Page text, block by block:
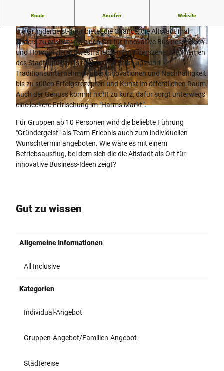
© Teutoburger Wald/Bielefeld Marketing GmbH/D. Ketz |CC-BY-SA
© Teutoburger Wald Tourismus, T. Evers
Route Anrufen Website
Erleben Sie die Altstadt Bielefeld mal anders.
Die Gründergeist-Tour bietet die Chance, die Altstadt mal
anders zu erleben: als einen Ort für innovative Business-Ideen
und Hotspot der ostwestfälischen Gründerszene. Die Themen
des Stadtrundgangs reichen von Start-ups und
Traditionsunternehmen über Innovationen und Nachhaltigkeit
bis zu süßen Erfolgsrezepten und Kunst im öffentlichen Raum.
Auch der Genuss kommt nicht zu kurz, dafür sorgt unterwegs
eine leckere Erfrischung im "Harms Markt“.
Für Gruppen ab 10 Personen wird die beliebte Führung
"Gründergeist“ als Team-Erlebnis auch zum individuellen
Wunschtermin angeboten. Wie wäre es mit einem
Betriebsausflug, bei dem sich die die Altstadt als Ort für
innovative Business-Ideen zeigt?
Gut zu wissen
Allgemeine Informationen
All Inclusive
Kategorien
Individual-Angebot
Gruppen-Angebot/Familien-Angebot
Städtereise